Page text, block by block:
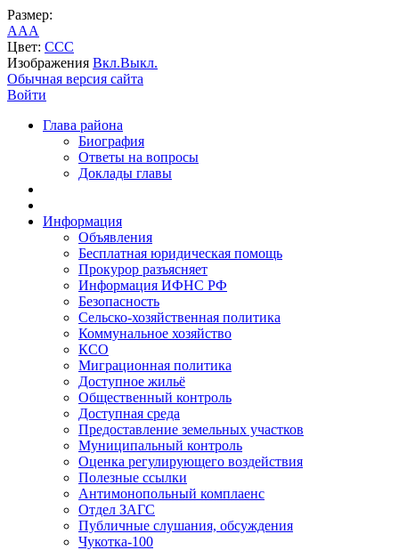
Размер:
AAA
Цвет: CCC
Изображения Вкл.Выкл.
Обычная версия сайта
Войти
Глава района
Биография
Ответы на вопросы
Доклады главы
Информация
Объявления
Бесплатная юридическая помощь
Прокурор разъясняет
Информация ИФНС РФ
Безопасность
Сельско-хозяйственная политика
Коммунальное хозяйство
КСО
Миграционная политика
Доступное жильё
Общественный контроль
Доступная среда
Предоставление земельных участков
Муниципальный контроль
Оценка регулирующего воздействия
Полезные ссылки
Антимонопольный комплаенс
Отдел ЗАГС
Публичные слушания, обсуждения
Чукотка-100